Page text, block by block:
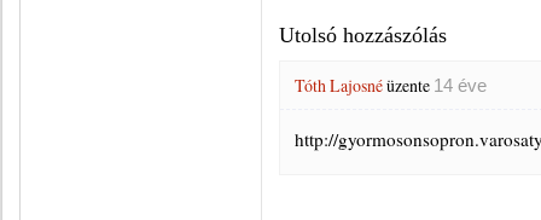
Utolsó hozzászólás
Tóth Lajosnéüzente 14 éve
http://